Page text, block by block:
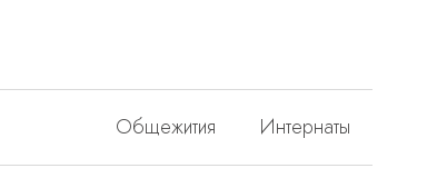
Общежития Интернаты